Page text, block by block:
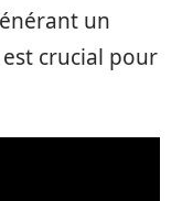
un
crucial pour